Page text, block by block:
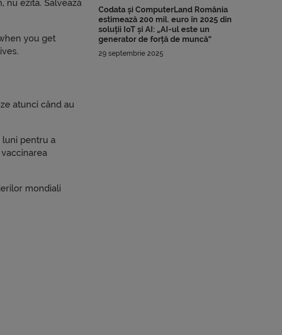
nu ezita. Salvează
you get
atunci când au
luni pentru a
mondiali
Codata și ComputerLand România
estimează 200 mil. euro în 2025 din
soluții IoT și AI: „AI-ul este un
generator de forță de muncă”
29 septembrie 2025